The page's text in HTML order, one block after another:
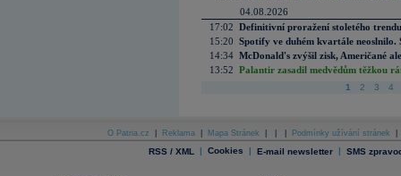
04.08.2026
17:02 Definitivní proražení stoletého
15:20 Spotify ve duhém kvartále neoslnilo.
14:34 McDonald's zvýšil zisk, Američané
13:52 Palantir zasadil medvědům těžkou
1 2 3 4
O Patria.cz Reklama Mapa Stránek Podmínky užívání stránek
RSS / XML | Cookies | E-mail newsletter | SMS